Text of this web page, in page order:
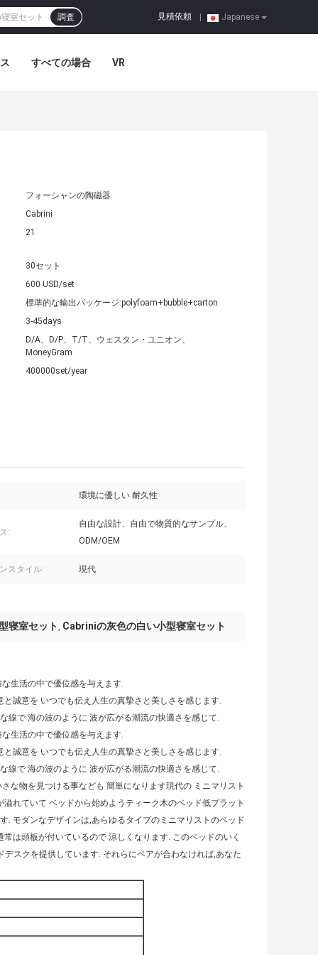
Japanese
見積依頼
調査
すべての場合 VR
フォーシャンの陶磁器
Cabrini
21
30セット
600 USD/set
標準的な輸出パッケージ:polyfoam+bubble+carton
3-45days
D/A、D/P、T/T、ウェスタン・ユニオン、
MoneyGram
400000set/year
環境に優しい 耐久性
:
自由な設計、自由で物質的なサンプル、
ODM/OEM
スタイル: 現代
寝室セット, Cabriniの灰色の白い小型寝室セット
生活の中で優位感を与えます.
誠意を いつでも伝え人生の真摯さと美しさを感じます.
線で 海の波のように 波が広がる潮流の快適さを感じて.
生活の中で優位感を与えます.
誠意を いつでも伝え人生の真摯さと美しさを感じます.
線で 海の波のように 波が広がる潮流の快適さを感じて.
な物を見つける事なども 簡単になります現代の ミニマリスト
れていて ベッドから始めよう ティーク木のベッド低プラット
. モダンなデザインは,あらゆるタイプのミニマリストのベッド
は頭板が付いているので 涼しくなります. このベッドのいく
スクを提供しています. それらにペアが合わなければ,あなた